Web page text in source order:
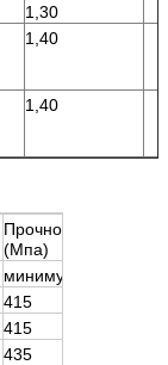
1,30
1,40
1,40
Прочность на
(Мпа)
минимум
415
415
435